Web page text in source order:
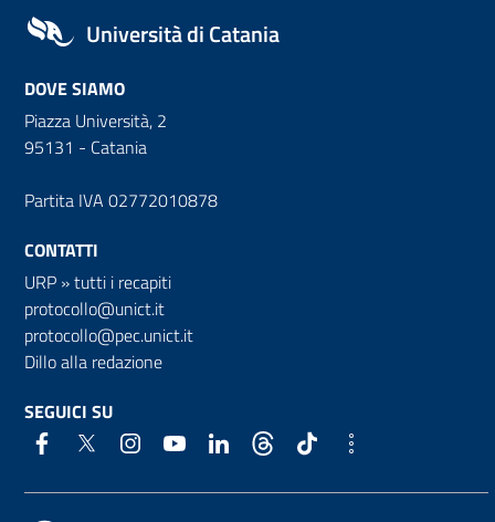
Università di Catania
DOVE SIAMO
Piazza Università, 2
95131 - Catania
Partita IVA 02772010878
CONTATTI
URP »tutti i recapiti
protocollo@unict.it
protocollo@pec.unict.it
Dillo alla redazione
SEGUICI SU